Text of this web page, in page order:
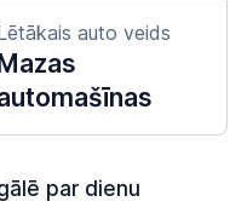
auto veids
par dienu